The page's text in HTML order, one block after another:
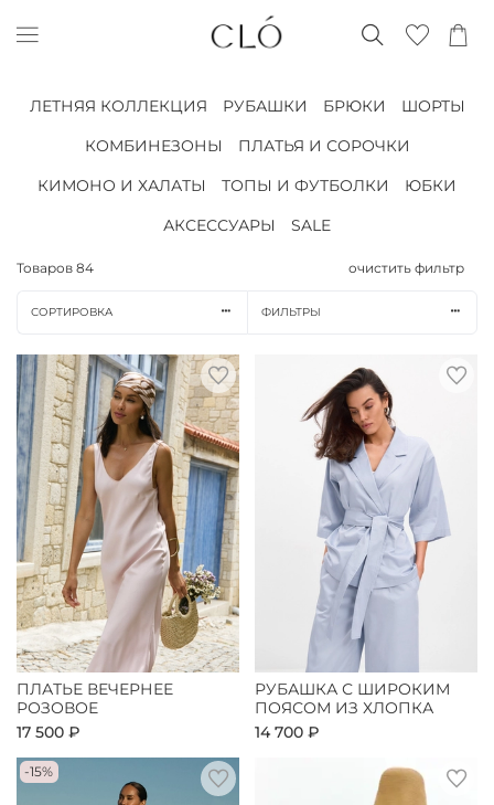
ЛЕТНЯЯ КОЛЛЕКЦИЯ РУБАШКИ БРЮКИ
ШОРТЫ
КОМБИНЕЗОНЫ
ПЛАТЬЯ И СОРОЧКИ
КИМОНО И ХАЛАТЫ
ТОПЫ И ФУТБОЛКИ
ЮБКИ
АКСЕССУАРЫ
SALE
Товаров 84 очистить фильтр
СОРТИРОВКА ФИЛЬТРЫ
ПЛАТЬЕ ВЕЧЕРНЕЕ
РОЗОВОЕ
17 500 ₽
РУБАШКА С ШИРОКИМ
ПОЯСОМ ИЗ ХЛОПКА
14 700 ₽
-15%